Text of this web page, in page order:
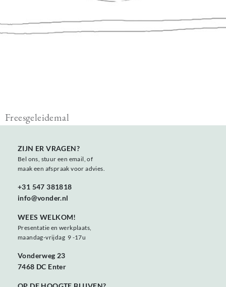
Freesgeleidemal
ZIJN ER VRAGEN?
Bel ons, stuur een email, of
maak een afspraak voor advies.
+31 547 381818
info@vonder.nl
WEES WELKOM!
Presentatie en werkplaats,
maandag-vrijdag 9 -17u
Vonderweg 23
7468 DC Enter